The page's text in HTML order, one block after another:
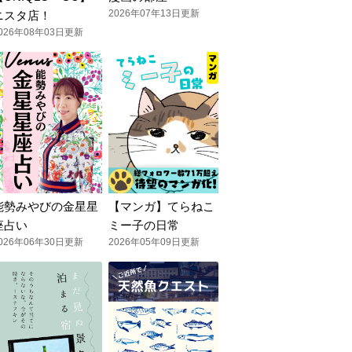
スタ店！
年08年03日更新
2026年07年13日更新
勢みやびの金星星
占い
年06年30日更新
【マンガ】てらねこ
ミー子の日常
2026年05年09日更新